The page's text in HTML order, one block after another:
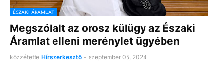
ÉSZAKI ÁRAMLAT
Megszólalt az orosz külügy az Északi
Áramlat elleni merénylet ügyében
közzétette Hírszerkesztő - szeptember 05, 2024